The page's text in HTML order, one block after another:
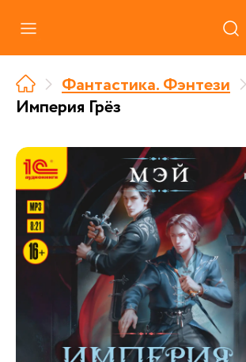
Где купить
О нас
Партнерам
Фантастика. Фэнтези
Империя Грёз